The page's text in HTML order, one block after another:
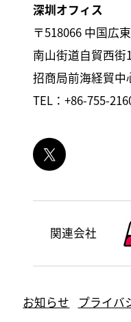
深圳オフィス
〒518066 中国広
南山街道自貿西街
招商局前海経貿中
TEL：+86-755-
関連会社
お知らせ プライバ